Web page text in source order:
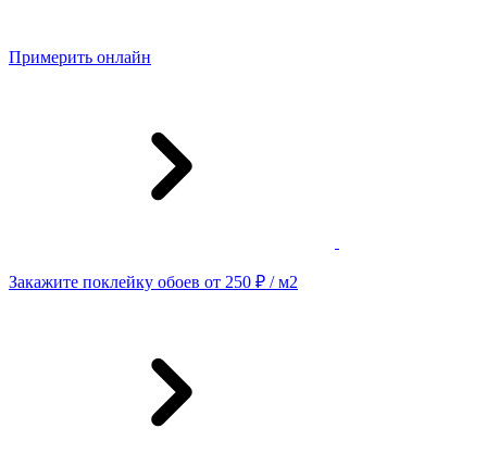
Примерить онлайн
Закажите поклейку обоев от 250 ₽ / м2